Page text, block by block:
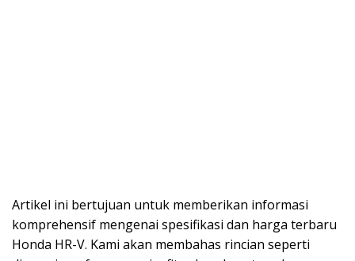
Artikel ini bertujuan untuk memberikan informasi
komprehensif mengenai spesifikasi dan harga terbaru
Honda HR-V. Kami akan membahas rincian seperti